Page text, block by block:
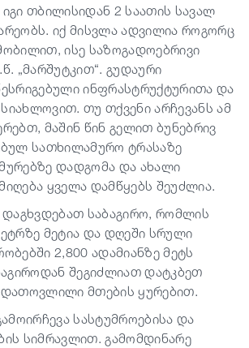
თბილისიდან 2 საათის სავალ
იქ მისვლა ადვილია როგორც
ისე საზოგადოებრივი
„მარშუტკით“. გუდაური
ინფრასტრუქტურითა და
თუ თქვენი არჩევანს ამ
მაშინ წინ გელით ბუნებრივ
სათხილამურო ტრასაზე
დადგომა და ახალი
ყველა დამწყებს შეუძლია.
დაგხვდებათ საბაგირო, რომლის
მეტია და დღეში სრული
2,800 ადამიანზე მეტს
შეგიძლიათ დატკბეთ
დათოვლილი მთების ყურებით.
სასტუმროებისა და
სიმრავლით. გამომდინარე